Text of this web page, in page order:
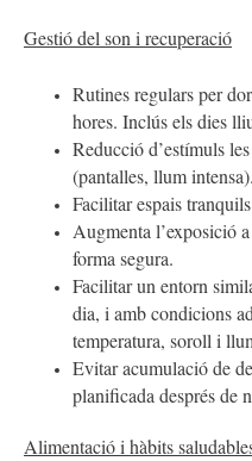
Gestió del son i recuperació
Rutines regulars per
hores. Inclús els dies
Reducció d’estímuls
(pantalles, llum intensa).
Facilitar espais
Augmenta l’exposició
forma segura.
Facilitar un entorn
dia, i amb condicions
temperatura, soroll i
Evitar acumulació de
planificada després de
Alimentació i hàbits